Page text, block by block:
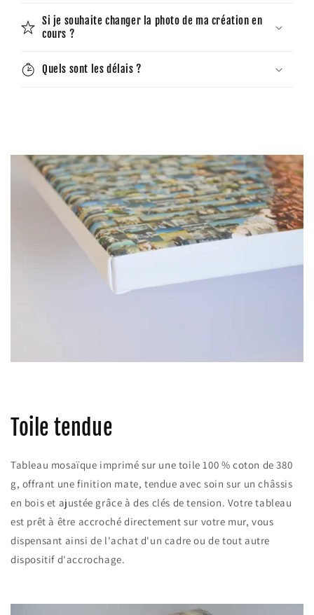
Si je souhaite changer la photo de ma création en
cours ?
Quels sont les délais ?
Toile tendue
Tableau mosaïque imprimé sur une toile 100 % coton de 380
g, offrant une finition mate, tendue avec soin sur un châssis
en bois et ajustée grâce à des clés de tension. Votre tableau
est prêt à être accroché directement sur votre mur, vous
dispensant ainsi de l'achat d'un cadre ou de tout autre
dispositif d'accrochage.